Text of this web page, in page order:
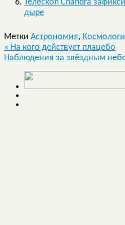
Телескоп Chandra
дыре
Метки Астрономия,
« На кого действует плацебо
Наблюдения за звёздным